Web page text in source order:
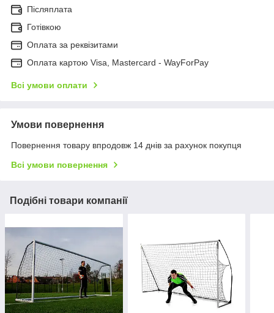
Післяплата
Готівкою
Оплата за реквізитами
Оплата картою Visa, Mastercard - WayForPay
Всі умови оплати
Умови повернення
Повернення товару впродовж 14 днів за рахунок покупця
Всі умови повернення
Подібні товари компанії